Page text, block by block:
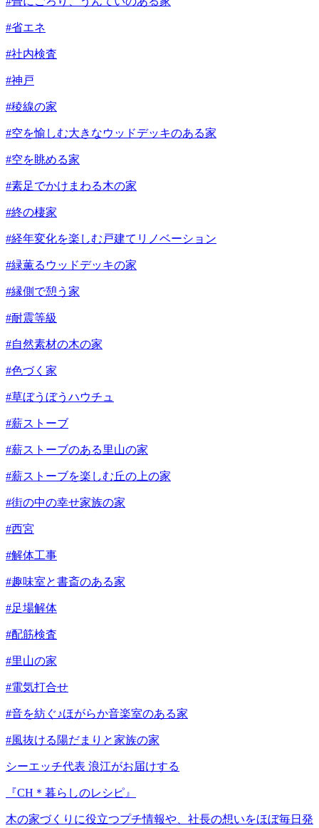
#省エネ
#社内検査
#神戸
#稜線の家
#空を愉しむ大きなウッドデッキのある家
#空を眺める家
#素足でかけまわる木の家
#終の棲家
#経年変化を楽しむ戸建てリノベーション
#緑薫るウッドデッキの家
#縁側で憩う家
#耐震等級
#自然素材の木の家
#色づく家
#草ぼうぼうハウチュ
#薪ストーブ
#薪ストーブのある里山の家
#薪ストーブを楽しむ丘の上の家
#街の中の幸せ家族の家
#西宮
#解体工事
#趣味室と書斎のある家
#足場解体
#配筋検査
#里山の家
#電気打合せ
#音を紡ぐ♪ほがらか音楽室のある家
#風抜ける陽だまりと家族の家
シーエッチ代表 浪江がお届けする
『CH＊暮らしのレシピ』
木の家づくりに役立つプチ情報や、社長の想いをほぼ毎日発